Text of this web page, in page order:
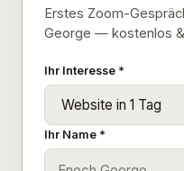
Erstes Zoom-
George — kostenlos
Ihr Interesse *
Ihr Name *